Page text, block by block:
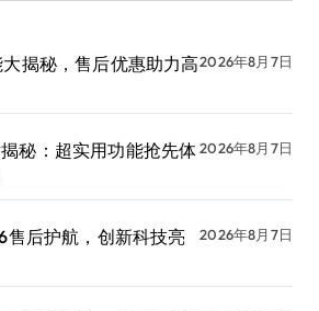
揭秘，售后优惠助力高2026年8月7日
秘：超实用功能抢先体2026年8月7日
售后护航，创新科技亮
2026年8月7日